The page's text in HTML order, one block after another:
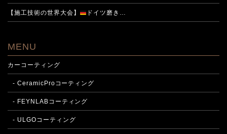
【施工技術の世界大会】 ドイツ磨き…
MENU
カーコーティング
- CeramicProコーティング
- FEYNLABコーティング
- ULGOコーティング